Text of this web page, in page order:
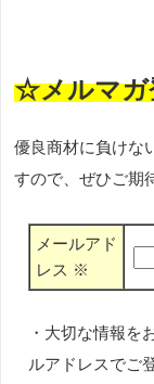
☆メルマガ
優良商材に負けな
すので、ぜひご期
メールアド
レス ※
・大切な情報を
ルアドレスでご